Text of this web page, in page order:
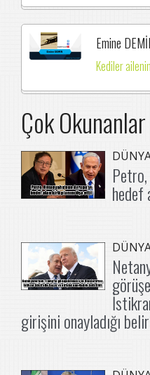
Emine
Kediler
Çok Okunanlar
Petro,
hedef
girişini onayladığı